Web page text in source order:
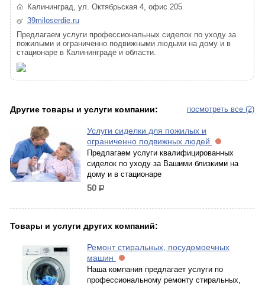
Калининград, ул. Октябрьская 4, офис 205
39miloserdie.ru
Предлагаем услуги профессиональных сиделок по уходу за
пожилыми и ограниченно подвижными людьми на дому и в
стационаре в Калининграде и области.
посмотреть все (2)
Другие товары и услуги компании:
Услуги сиделки для пожилых и
ограниченно подвижных людей
Предлагаем услуги квалифицированных
сиделок по уходу за Вашими близкими на
дому и в стационаре
50 р.
Товары и услуги других компаний:
Ремонт стиральных, посудомоечных
машин
Наша компания предлагает услуги по
профессиональному ремонту стиральных,